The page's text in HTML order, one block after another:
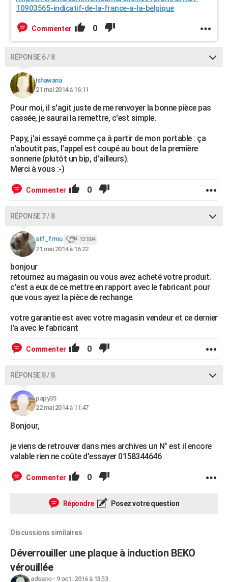
10903565-indicatif-de-la-france-a-la-belgique
Commenter 0
RÉPONSE 6 / 8
ishawana
21 mai 2014 à 16:11
Pour moi, il s'agit juste de me renvoyer la bonne pièce pas
cassée, je saurai la remettre, c'est simple.
Papy, j'ai essayé comme ça à partir de mon portable : ça
n'aboutit pas, l'appel est coupé au bout de la première
sonnerie (plutôt un bip, d'ailleurs).
Merci à vous :-)
Commenter 0
RÉPONSE 7 / 8
stf_frmu 12 504
21 mai 2014 à 16:22
bonjour
retournez au magasin ou vous avez acheté votre produit.
c'est a eux de ce mettre en rapport avec le fabricant pour
que vous ayez la pièce de rechange.
votre garantie est avec votre magasin vendeur et ce dernier
l'a avec le fabricant
Commenter 0
RÉPONSE 8 / 8
papy35
22 mai 2014 à 11:47
Bonjour,
je viens de retrouver dans mes archives un N° est il encore
valable rien ne coûte d'essayer 0158344646
Commenter 0
Répondre Posez votre question
Discussions similaires
Déverrouiller une plaque à induction BEKO
vérouillée
adsano- 9 oct. 2016 à 13:53